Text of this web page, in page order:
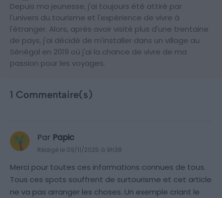
Depuis ma jeunesse, j'ai toujours été attiré par
l'univers du tourisme et l'expérience de vivre à
l'étranger. Alors, après avoir visité plus d'une trentaine
de pays, j'ai décidé de m'installer dans un village au
Sénégal en 2019 où j'ai la chance de vivre de ma
passion pour les voyages.
1 Commentaire(s)
Par Papic
Rédigé le 09/11/2025 à 9h38
Merci pour toutes ces informations connues de tous.
Tous ces spots souffrent de surtourisme et cet article
ne va pas arranger les choses. Un exemple criant le